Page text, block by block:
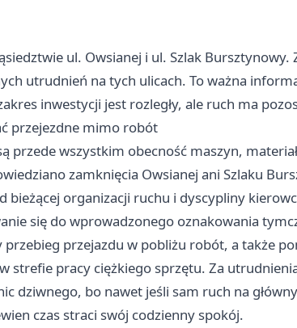
ul. Owsianej i ul. Szlak
utrudnień na tych ulicach. To ważna
inwestycji jest rozległy, ale ruch ma
przejezdne mimo robót
przede wszystkim obecność maszyn,
zamknięcia Owsianej ani Szlaku
bieżącej organizacji ruchu i dyscypliny
się do wprowadzonego oznakowania
przebieg przejazdu w pobliżu robót, a także
strefie pracy ciężkiego sprzętu. Za
dziwnego, bo nawet jeśli sam ruch na
czas straci swój codzienny spokój.